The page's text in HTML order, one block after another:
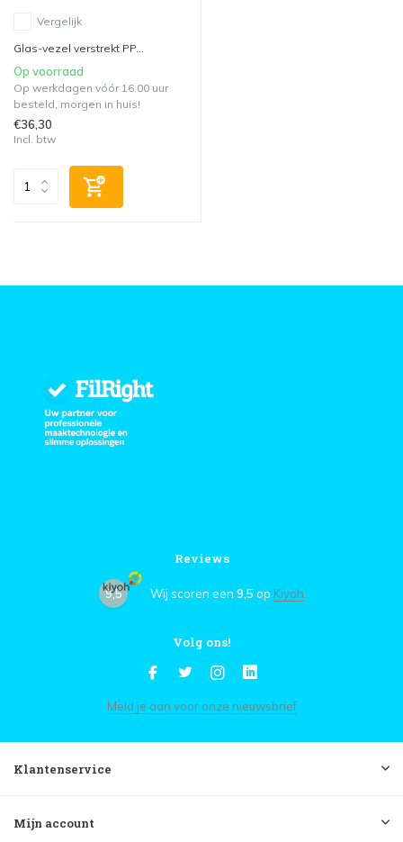
Vergelijk
Glas-vezel verstrekt PP...
Op voorraad
Op werkdagen vóór 16.00 uur
besteld, morgen in huis!
€36,30
Incl. btw
Reviews
9,5 Wij scoren een 9,5 op Kiyoh
Volg ons!
Meld je aan voor onze nieuwsbrief
Klantenservice
Mijn account